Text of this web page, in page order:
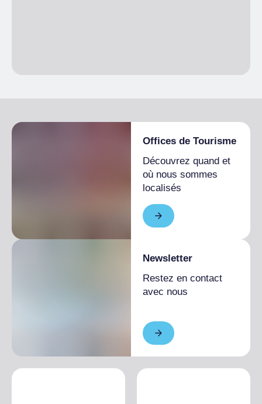
Offices de Tourisme
Découvrez quand et
où nous sommes
localisés
Newsletter
Restez en contact
avec nous